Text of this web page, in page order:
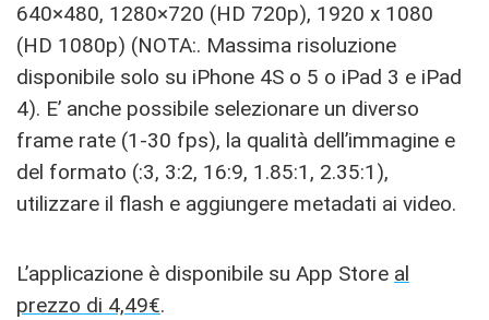
640×480, 1280×720 (HD 720p), 1920 x 1080
(HD 1080p) (NOTA:. Massima risoluzione
disponibile solo su iPhone 4S o 5 o iPad 3 e iPad
4). E’ anche possibile selezionare un diverso
frame rate (1-30 fps), la qualità dell’immagine e
del formato (:3, 3:2, 16:9, 1.85:1, 2.35:1),
utilizzare il flash e aggiungere metadati ai video.
L’applicazione è disponibile su App Store al
prezzo di 4,49€.